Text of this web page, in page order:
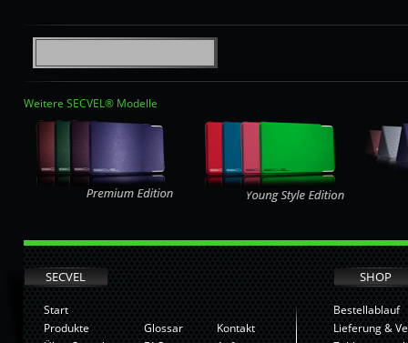
Weitere SECVEL® Modelle
SECVEL
Start
Produkte
Glossar
Kontakt
SHOP
Bestellablauf
Lieferung &